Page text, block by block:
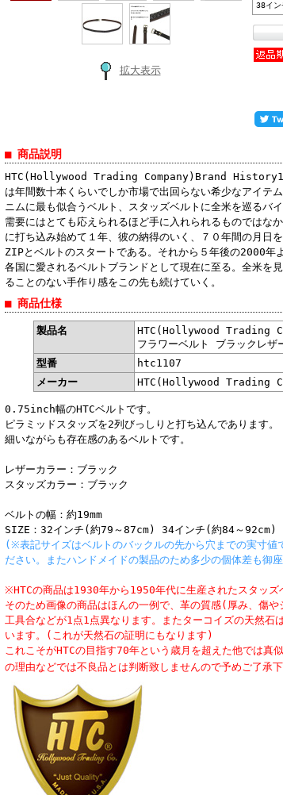
拡大表示
38イン
■ 商品説明
HTC(Hollywood Trading Company)Brand
は年間数十本くらいでしか市場で出回らない希少なアイ
ニムに最も似合うベルト、スタッズベルトに全米を巡るバ
需要にはとても応えられるほど手に入れられるものではな
に打ち込み始めて１年、彼の納得のいく、７０年間の月日
ZIPとベルトのスタートである。それから５年後の2000年
各国に愛されるベルトブランドとして現在に至る。全米
ることのない手作り感をこの先も続けていく。
■ 商品仕様
製品名
HTC(Hollywood Trading
フラワーベルト ブラックレザ
型番
htc1107
メーカー
HTC(Hollywood Trading
0.75inch幅のHTCベルトです。
ピラミッドスタッズを2列びっしりと打ち込んであります。
細いながらも存在感のあるベルトです。
レザーカラー：ブラック
スタッズカラー：ブラック
ベルトの幅：約19mm
SIZE：32インチ(約79～87cm) 34インチ(約84～
(※表記サイズはベルトのバックルの先から穴までの実寸値
ださい。またハンドメイドの製品のため多少の個体差も御
※HTCの商品は1930年から1950年代に生産されたスタッズ
そのため画像の商品はほんの一例で、革の質感(厚み、傷
工具合などが1点1点異なります。またターコイズの天然石
います。(これが天然石の証明にもなります)
これこそがHTCの目指す70年という歳月を超えた他では真
の理由などでは不良品とは判断致しませんので予めご了承